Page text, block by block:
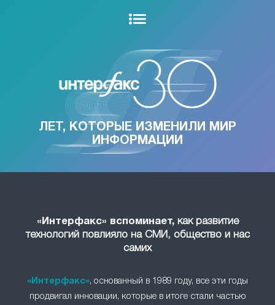
ЛЕТ, КОТОРЫЕ ИЗМЕНИЛИ МИР
ИНФОРМАЦИИ
«Интерфакс» вспоминает,как развитие
технологий повлияло на СМИ, общество и нас
самих
«Интерфакс», основанный в 1989 году, все эти годы
продвигал инновации, которые в итоге стали частью